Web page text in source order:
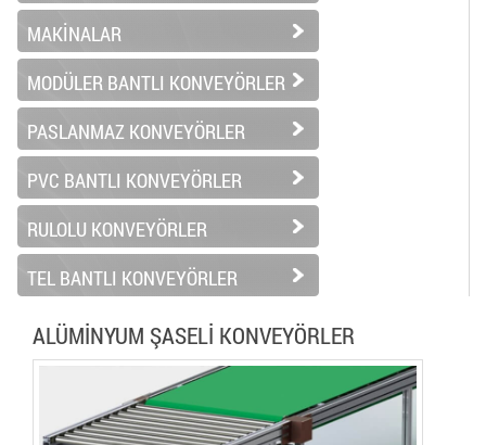
MAKİNALAR
MODÜLER BANTLI KONVEYÖRLER
PASLANMAZ KONVEYÖRLER
PVC BANTLI KONVEYÖRLER
RULOLU KONVEYÖRLER
TEL BANTLI KONVEYÖRLER
ALÜMİNYUM ŞASELİ KONVEYÖRLER